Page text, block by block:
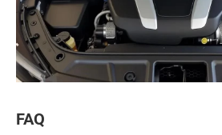
FAQ